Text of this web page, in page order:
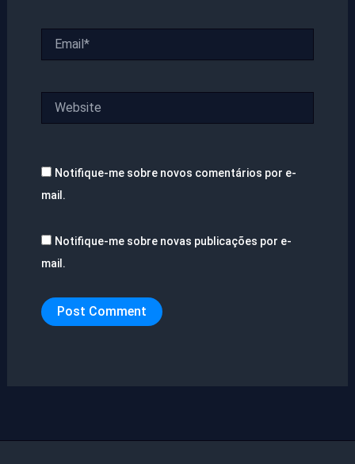
Notifique-me sobre novos comentários por e-
mail.
Notifique-me sobre novas publicações por e-
mail.